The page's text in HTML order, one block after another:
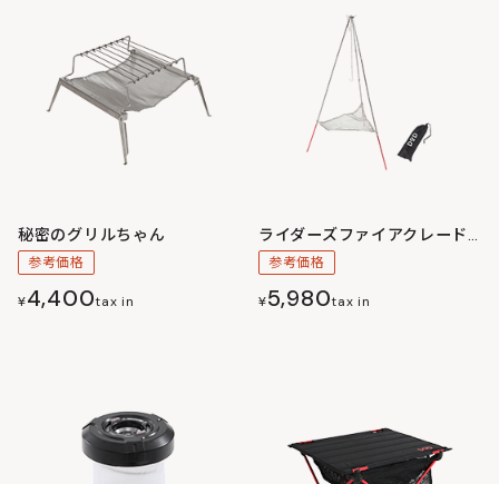
秘密のグリルちゃん
参考価格
¥4,400tax in
ライダーズファイアクレードル
参考価格
¥5,980tax in